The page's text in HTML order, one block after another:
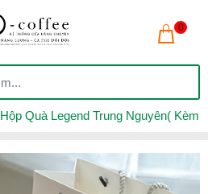
0
Hộp Quà Legend Trung Nguyên( Kèm